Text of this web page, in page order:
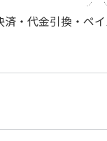
・代金引換・ペイ